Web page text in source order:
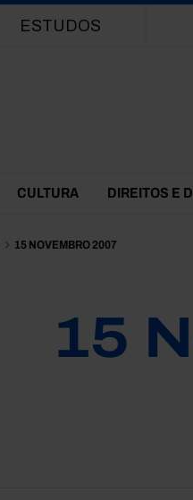
ESTUDOS
CULTURA DIREITOS E
15 NOVEMBRO 2007
15